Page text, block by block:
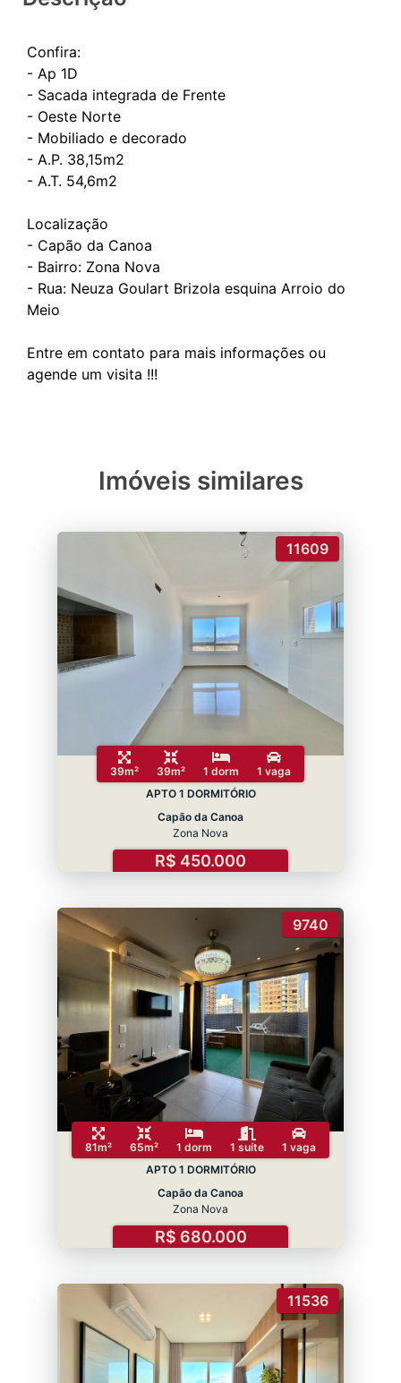
Confira:
- Ap 1D
- Sacada integrada de Frente
- Oeste Norte
- ⁠Mobiliado e decorado
- A.P. 38,15m2
- A.T. 54,6m2
Localização
- Capão da Canoa
- Bairro: Zona Nova
- Rua: Neuza Goulart Brizola esquina Arroio do
Meio
Entre em contato para mais informações ou
Imóveis similares
11609
39m² 39m² 1 dorm
1 vaga
APTO 1 DORMITÓRIO
Capão da Canoa
Zona Nova
R$ 450.000
9740
81m² 65m² 1 dorm 1 suíte
1 vaga
APTO 1 DORMITÓRIO
Capão da Canoa
Zona Nova
R$ 680.000
11536